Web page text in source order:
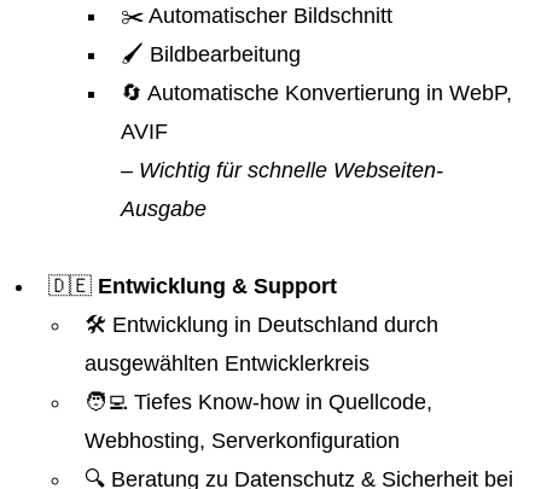
✂️ Automatischer Bildschnitt
🖌️ Bildbearbeitung
🔄 Automatische Konvertierung in WebP,
AVIF
– Wichtig für schnelle Webseiten-
Ausgabe
🇩🇪 Entwicklung & Support
🛠️ Entwicklung in Deutschland durch
ausgewählten Entwicklerkreis
🧑‍💻 Tiefes Know-how in Quellcode,
Webhosting, Serverkonfiguration
🔍 Beratung zu Datenschutz & Sicherheit bei